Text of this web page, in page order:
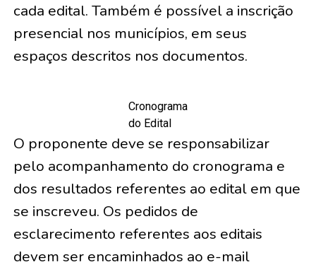
cada edital. Também é possível a inscrição
presencial nos municípios, em seus
espaços descritos nos documentos.
Cronograma
do Edital
O proponente deve se responsabilizar
pelo acompanhamento do cronograma e
dos resultados referentes ao edital em que
se inscreveu. Os pedidos de
esclarecimento referentes aos editais
devem ser encaminhados ao e-mail